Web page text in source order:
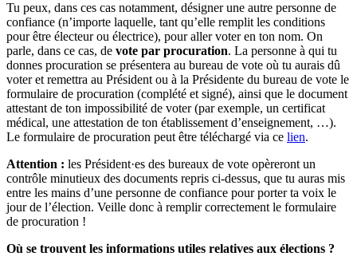
Tu peux, dans ces cas notamment, désigner une autre personne de
confiance (n’importe laquelle, tant qu’elle remplit les conditions
pour être électeur ou électrice), pour aller voter en ton nom. On
parle, dans ce cas, de vote par procuration. La personne à qui tu
donnes procuration se présentera au bureau de vote où tu aurais dû
voter et remettra au Président ou à la Présidente du bureau de vote le
formulaire de procuration (complété et signé), ainsi que le document
attestant de ton impossibilité de voter (par exemple, un certificat
médical, une attestation de ton établissement d’enseignement, …).
Le formulaire de procuration peut être téléchargé via ce lien.
Attention : les Président·es des bureaux de vote opèreront un
contrôle minutieux des documents repris ci-dessus, que tu auras mis
entre les mains d’une personne de confiance pour porter ta voix le
jour de l’élection. Veille donc à remplir correctement le formulaire
de procuration !
Où se trouvent les informations utiles relatives aux élections ?